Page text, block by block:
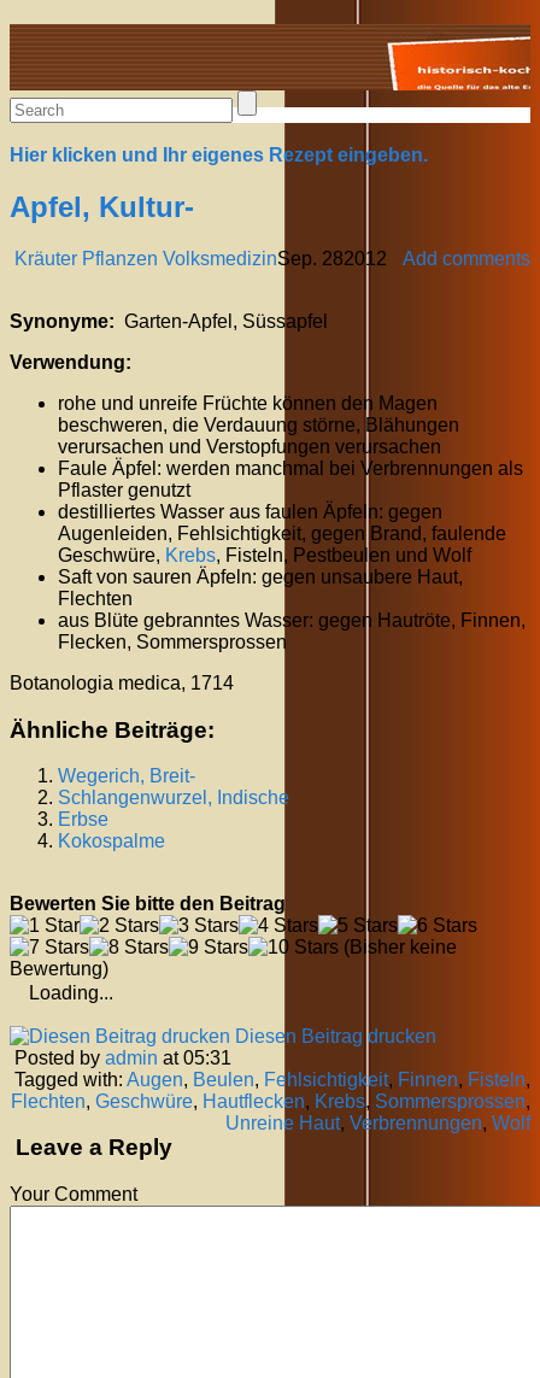
Alte Rezepte online
Hier klicken und Ihr eigenes Rezept eingeben.
Apfel, Kultur-
Kräuter Pflanzen Volksmedizin Add comments
Sep. 282012
Synonyme: Garten-Apfel, Süssapfel
Verwendung:
rohe und unreife Früchte können den Magen
beschweren, die Verdauung störne, Blähungen
verursachen und Verstopfungen verursachen
Faule Äpfel: werden manchmal bei Verbrennungen als
Pflaster genutzt
destilliertes Wasser aus faulen Äpfeln: gegen
Augenleiden, Fehlsichtigkeit, gegen Brand, faulende
Geschwüre, Krebs, Fisteln, Pestbeulen und Wolf
Saft von sauren Äpfeln: gegen unsaubere Haut,
Flechten
aus Blüte gebranntes Wasser: gegen Hautröte, Finnen,
Flecken, Sommersprossen
Botanologia medica, 1714
Ähnliche Beiträge:
Wegerich, Breit-
Schlangenwurzel, Indische
Erbse
Kokospalme
Bewerten Sie bitte den Beitrag
(Bisher keine
Bewertung)
Loading...
Diesen Beitrag drucken
Posted by admin at 05:31
Tagged with: Augen, Beulen, Fehlsichtigkeit, Finnen, Fisteln,
Flechten, Geschwüre, Hautflecken, Krebs, Sommersprossen,
Unreine Haut, Verbrennungen, Wolf
Leave a Reply
Your Comment